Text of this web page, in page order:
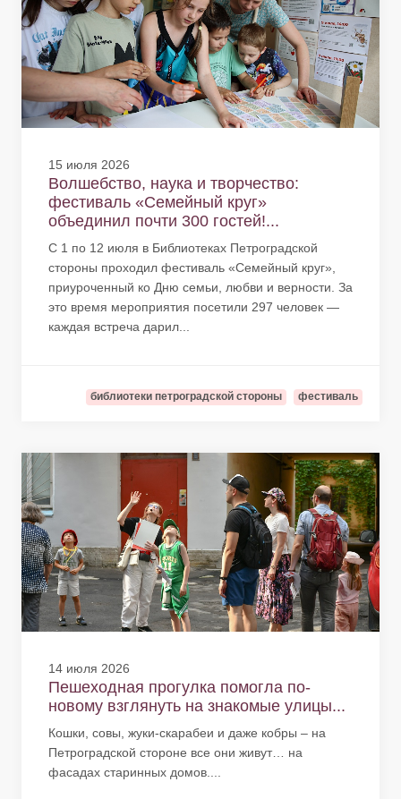
15 июля 2026
Волшебство, наука и творчество:
фестиваль «Семейный круг»
объединил почти 300 гостей!...
С 1 по 12 июля в Библиотеках Петроградской
стороны проходил фестиваль «Семейный круг»,
приуроченный ко Дню семьи, любви и верности. За
это время мероприятия посетили 297 человек —
каждая встреча дарил...
библиотеки петроградской стороны фестиваль
14 июля 2026
Пешеходная прогулка помогла по-
новому взглянуть на знакомые улицы...
Кошки, совы, жуки-скарабеи и даже кобры – на
Петроградской стороне все они живут… на
фасадах старинных домов....